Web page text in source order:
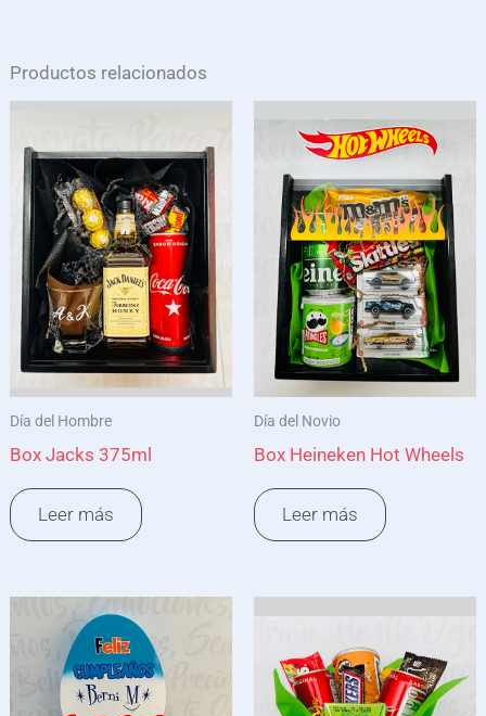
Productos relacionados
Día del Hombre
Box Jacks 375ml
Leer más
Día del Novio
Box Heineken Hot Wheels
Leer más